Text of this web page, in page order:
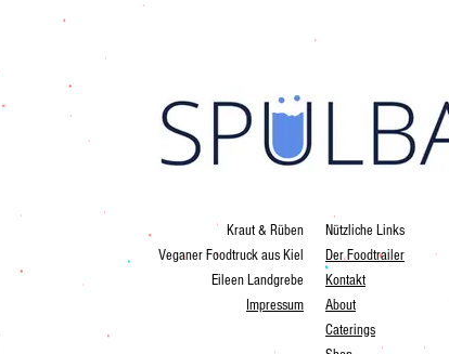
Kraut & Rüben
Veganer Foodtruck aus Kiel
Eileen Landgrebe
Impressum
Nützliche Links
Der Foodtrailer
Kontakt
About
Caterings